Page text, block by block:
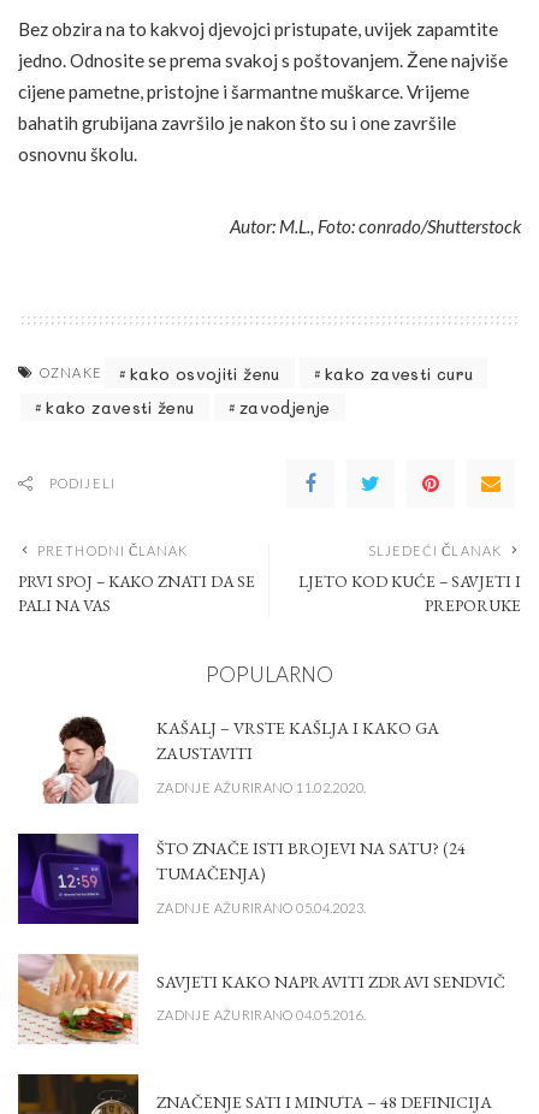
Bez obzira na to kakvoj djevojci pristupate, uvijek zapamtite
jedno. Odnosite se prema svakoj s poštovanjem. Žene najviše
cijene pametne, pristojne i šarmantne muškarce. Vrijeme
bahatih grubijana završilo je nakon što su i one završile
osnovnu školu.
Autor: M.L., Foto: conrado/Shutterstock
OZNAKE kako osvojiti ženu
kako zavesti curu
kako zavesti ženu
zavodjenje
PODIJELI
PRETHODNI ČLANAK
PRVI SPOJ – KAKO ZNATI DA SE
PALI NA VAS
SLJEDEĆI ČLANAK
LJETO KOD KUĆE – SAVJETI I
PREPORUKE
POPULARNO
KAŠALJ – VRSTE KAŠLJA I KAKO GA
ZAUSTAVITI
ZADNJE AŽURIRANO 11.02.2020.
ŠTO ZNAČE ISTI BROJEVI NA SATU? (24
TUMAČENJA)
ZADNJE AŽURIRANO 05.04.2023.
SAVJETI KAKO NAPRAVITI ZDRAVI SENDVIČ
ZADNJE AŽURIRANO 04.05.2016.
ZNAČENJE SATI I MINUTA – 48 DEFINICIJA